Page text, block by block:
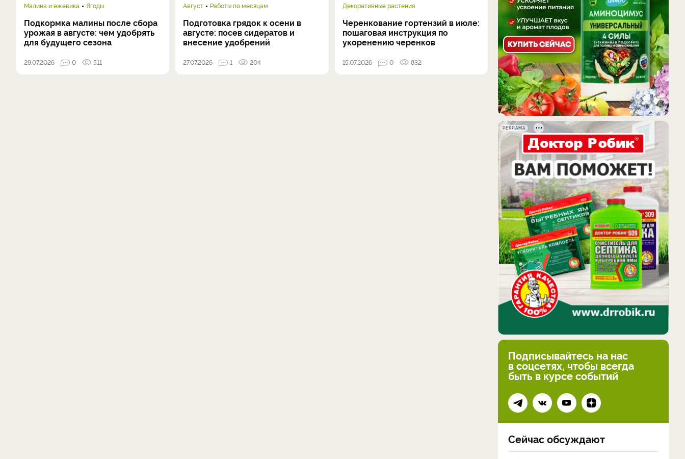
Малина и ежевика Ягоды
Подкормка малины после сбора
урожая в августе: чем удобрять
для будущего сезона
29.07.2026 0 511
Август Работы по месяцам
Подготовка грядок к осени в
августе: посев сидератов и
внесение удобрений
27.07.2026 1 204
Декоративные растения
Черенкование гортензий в июле:
пошаговая инструкция по
укоренению черенков
15.07.2026 0 832
РЕКЛАМА
Подписывайтесь на нас
в соцсетях, чтобы всегда
быть в курсе событий
Сейчас обсуждают